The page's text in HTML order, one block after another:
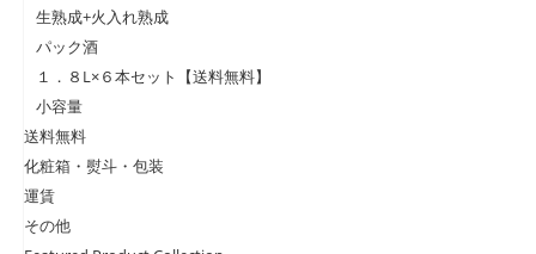
生熟成+火入れ熟成
パック酒
１．８L×６本セット【送料無料】
小容量
送料無料
化粧箱・熨斗・包装
運賃
その他